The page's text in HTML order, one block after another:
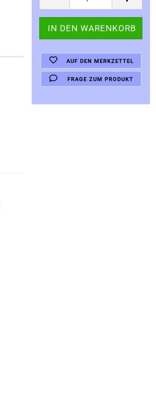
AUF DEN MERKZETTEL
FRAGE ZUM PRODUKT